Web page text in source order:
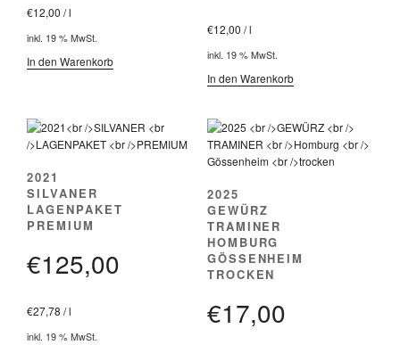
€12,00 /l
inkl. 19 % MwSt.
In den Warenkorb
€12,00 /l
inkl. 19 % MwSt.
In den Warenkorb
2021
SILVANER
LAGENPAKET
PREMIUM
€125,00
€27,78 /l
inkl. 19 % MwSt.
2025
GEWÜRZ
TRAMINER
HOMBURG
GÖSSENHEIM
TROCKEN
€17,00